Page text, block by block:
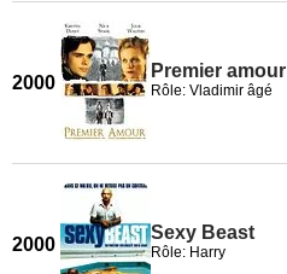
2000
Premier amour
Rôle: Vladimir âgé
2000
Sexy Beast
Rôle: Harry